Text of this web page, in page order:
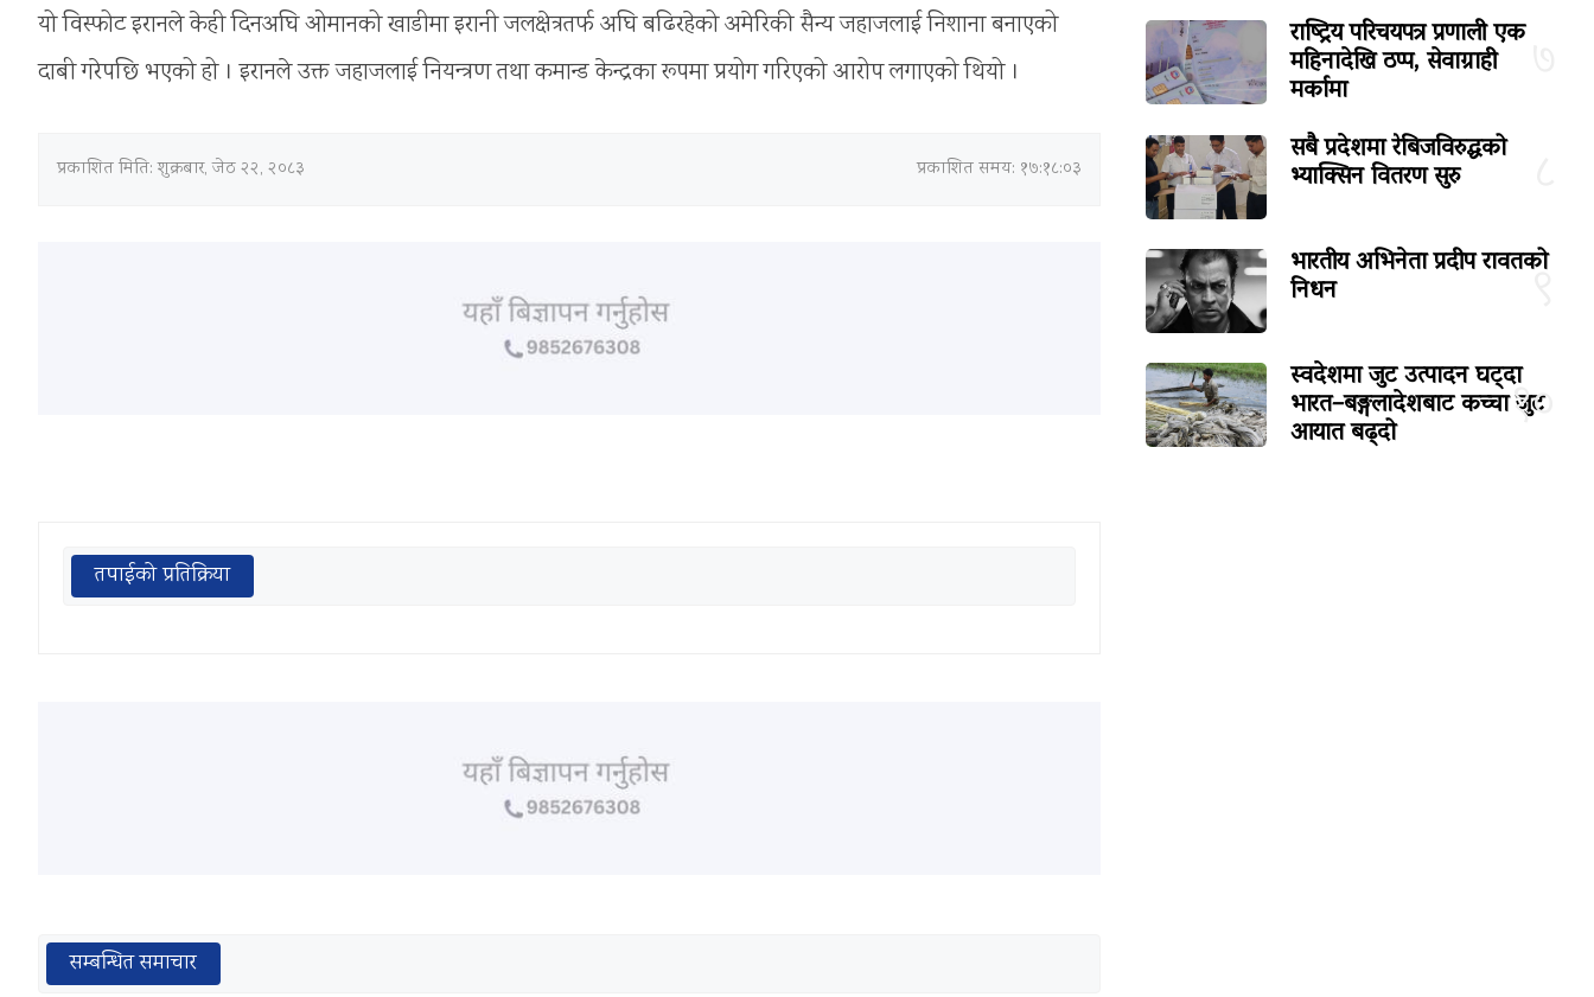
यो विस्फोट इरानले केही दिनअघि ओमानको खाडीमा इरानी जलक्षेत्रतर्फ अघि बढिरहेको अमेरिकी सैन्य जहाजलाई निशाना बनाएको
दाबी गरेपछि भएको हो । इरानले उक्त जहाजलाई नियन्त्रण तथा कमान्ड केन्द्रका रूपमा प्रयोग गरिएको आरोप लगाएको थियो ।
प्रकाशित मिति:शुक्रबार, जेठ २२, २०८३ प्रकाशित समय: १७:१८:०३
तपाईको प्रतिक्रिया
सम्बन्धित समाचार
राष्ट्रिय परिचयपत्र प्रणाली एक
महिनादेखि ठप्प, सेवाग्राही
मर्कामा
सबै प्रदेशमा रेबिजविरुद्धको
भ्याक्सिन वितरण सुरु
९
भारतीय अभिनेता प्रदीप रावतको
निधन
१०
स्वदेशमा जुट उत्पादन घट्दा
भारत–बङ्गलादेशबाट कच्चा जुट
आयात बढ्दो